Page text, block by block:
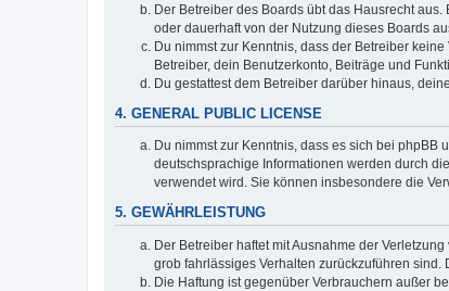
Der Betreiber des Boards übt das Hausrecht
oder dauerhaft von der Nutzung dieses Boards
Du nimmst zur Kenntnis, dass der Betreiber
Betreiber, dein Benutzerkonto, Beiträge und
Du gestattest dem Betreiber darüber hinaus,
4. GENERAL PUBLIC LICENSE
Du nimmst zur Kenntnis, dass es sich bei phpBB
deutschsprachige Informationen werden durch
verwendet wird. Sie können insbesondere die
5. GEWÄHRLEISTUNG
Der Betreiber haftet mit Ausnahme der
grob fahrlässiges Verhalten zurückzuführen
Die Haftung ist gegenüber Verbrauchern außer